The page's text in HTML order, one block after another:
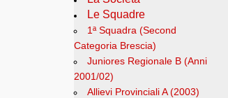
Le Squadre
1ª Squadra (Second
Categoria Brescia)
Juniores Regionale B (Anni
2001/02)
Allievi Provinciali A (2003)